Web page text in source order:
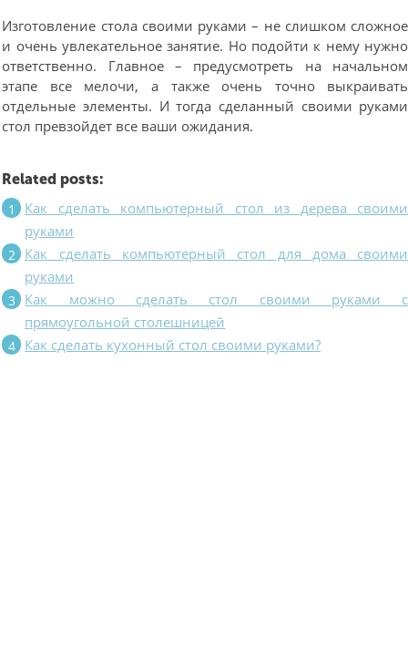
Изготовление стола своими руками – не слишком сложное
и очень увлекательное занятие. Но подойти к нему нужно
ответственно. Главное – предусмотреть на начальном
этапе все мелочи, а также очень точно выкраивать
отдельные элементы. И тогда сделанный своими руками
стол превзойдет все ваши ожидания.
Related posts:
Как сделать компьютерный стол из дерева своими
руками
Как сделать компьютерный стол для дома своими
руками
Как можно сделать стол своими руками с
прямоугольной столешницей
Как сделать кухонный стол своими руками?